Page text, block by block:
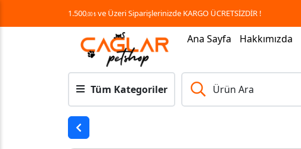
1.500,00 ₺ve Üzeri Siparişlerinizde KARGO ÜCRETSİZDİR !
Ana Sayfa Hakkımızda
Tüm Kategoriler Ürün Ara